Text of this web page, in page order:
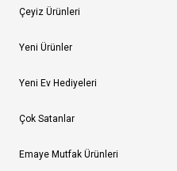
Çeyiz Ürünleri
Yeni Ürünler
Yeni Ev Hediyeleri
Çok Satanlar
Emaye Mutfak Ürünleri